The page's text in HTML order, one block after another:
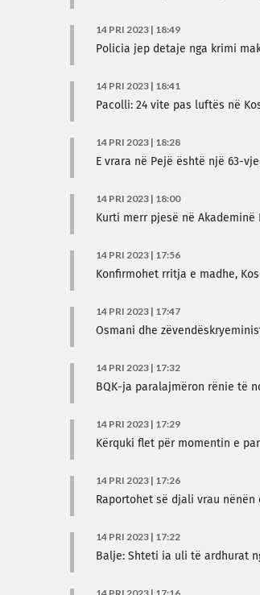
14 PRI 2023 | 18:49
Policia jep detaje nga krimi
14 PRI 2023 | 18:41
Pacolli: 24 vite pas luftës në
14 PRI 2023 | 18:28
E vrara në Pejë është një 63-
14 PRI 2023 | 18:00
Kurti merr pjesë në
14 PRI 2023 | 17:56
Konfirmohet rritja e madhe,
14 PRI 2023 | 17:47
Osmani dhe
14 PRI 2023 | 17:32
BQK-ja paralajmëron rënie të
14 PRI 2023 | 17:29
Kërquki flet për momentin e
14 PRI 2023 | 17:26
Raportohet së djali vrau nënën
14 PRI 2023 | 17:22
Balje: Shteti ia uli të ardhurat